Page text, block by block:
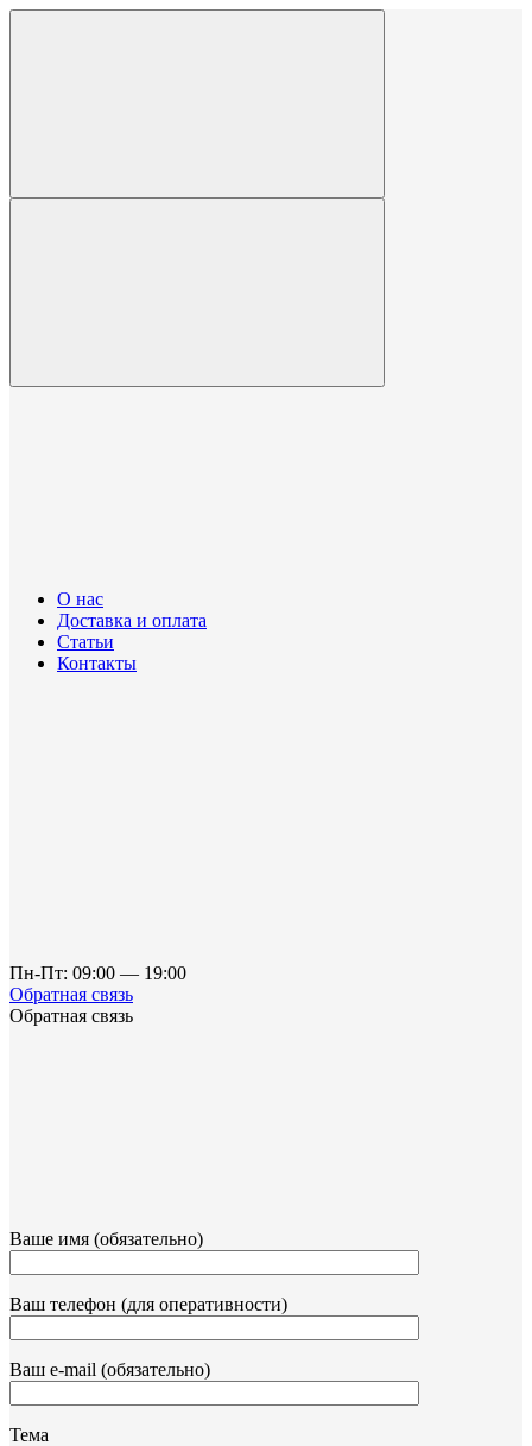
О нас
Доставка и оплата
Статьи
Контакты
Пн-Пт: 09:00 — 19:00
Обратная связь
Обратная связь
Ваше имя (обязательно)
Ваш телефон (для оперативности)
Ваш e-mail (обязательно)
Тема